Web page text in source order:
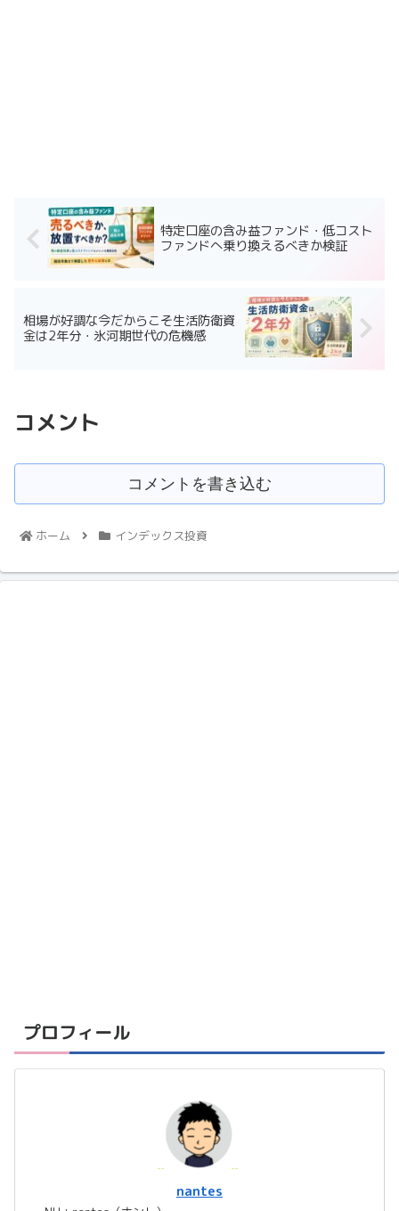
特定口座の含み益ファンド・低コスト
ファンドへ乗り換えるべきか検証
相場が好調な今だからこそ生活防衛資
金は2年分・氷河期世代の危機感
コメント
コメントを書き込む
ホーム インデックス投資
プロフィール
nantes